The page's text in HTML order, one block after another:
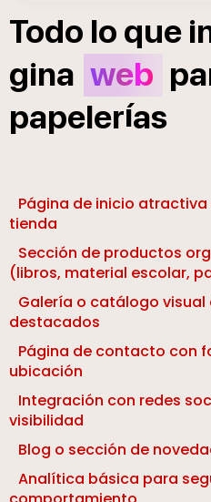
Todo lo que
gina web
papelerías
Página de inicio
tienda
Sección de productos
(libros, material escolar,
Galería o catálogo
destacados
Página de contacto con
ubicación
Integración con redes
visibilidad
Blog o sección de
Analítica básica para